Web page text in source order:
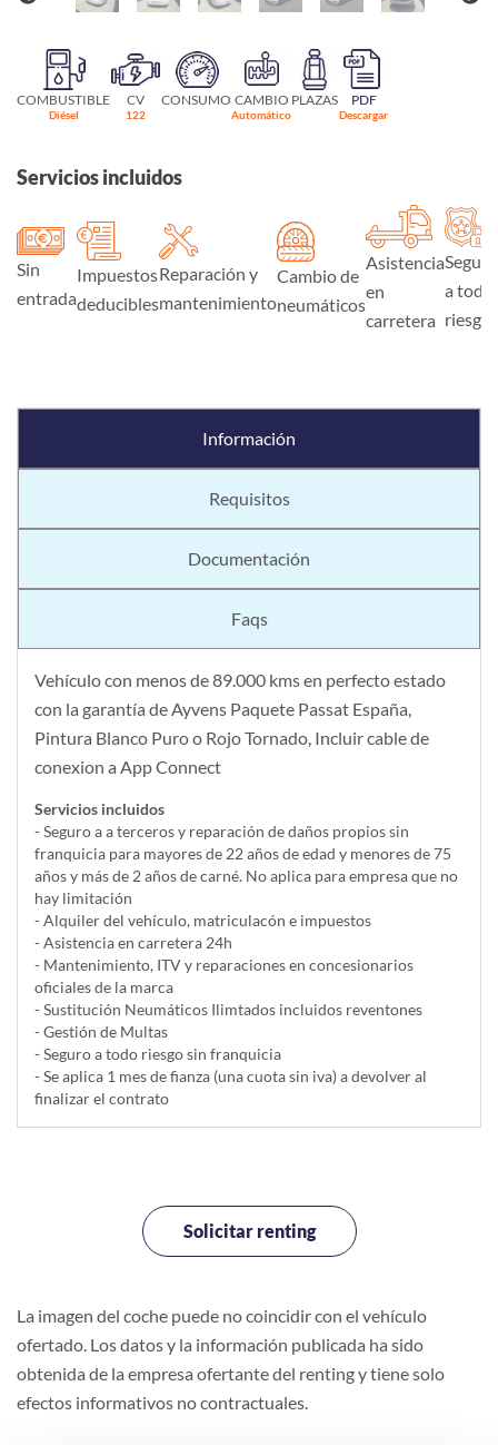
COMBUSTIBLE
Diésel
CV
122
CONSUMO CAMBIO
Automático
PLAZAS PDF
Descargar
Servicios incluidos
Sin
entrada
Impuestos
deducibles
Reparación y
mantenimiento
Cambio de
neumáticos
Asistencia
en
carretera
Seguro
a todo
riesgo
Información
Requisitos
Documentación
Faqs
Vehículo con menos de 89.000 kms en perfecto estado
con la garantía de Ayvens Paquete Passat España,
Pintura Blanco Puro o Rojo Tornado, Incluir cable de
conexion a App Connect
Servicios incluidos
- Seguro a a terceros y reparación de daños propios sin
franquicia para mayores de 22 años de edad y menores de 75
años y más de 2 años de carné. No aplica para empresa que no
hay limitación
- Alquiler del vehí­culo, matriculacón e impuestos
- Asistencia en carretera 24h
- Mantenimiento, ITV y reparaciones en concesionarios
oficiales de la marca
- Sustitución Neumáticos Ilimtados incluidos reventones
- Gestión de Multas
- Seguro a todo riesgo sin franquicia
- Se aplica 1 mes de fianza (una cuota sin iva) a devolver al
finalizar el contrato
Solicitar renting
La imagen del coche puede no coincidir con el vehículo
ofertado. Los datos y la información publicada ha sido
obtenida de la empresa ofertante del renting y tiene solo
efectos informativos no contractuales.